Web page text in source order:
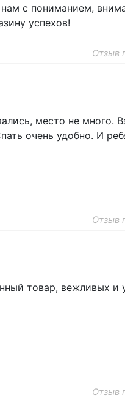
с пониманием,
успехов!
Отзыв
место не много.
очень удобно. И
Отзыв
товар, вежливых и
Отзыв